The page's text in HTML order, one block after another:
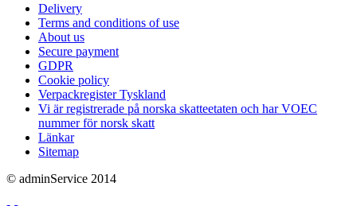
Delivery
Terms and conditions of use
About us
Secure payment
GDPR
Cookie policy
Verpackregister Tyskland
Vi är registrerade på norska skatteetaten och har VOEC
nummer för norsk skatt
Länkar
Sitemap
© adminService 2014